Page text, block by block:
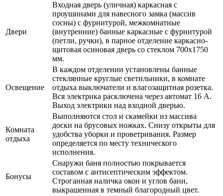
Двери
Входная дверь (уличная) каркасная с
проушинами для навесного замка (массив
сосны) с фурнитурой, межкомнатные
(внутренние) банные каркасные с фурнитурой
(петли, ручки), в парное отделение каркасно-
щитовая осиновая дверь со стеклом 700х1750
мм.
Освещение
В каждом отделении установлены банные
стеклянные круглые светильники, в комнате
отдыха выключатели и влагозащитная розетка.
Вся электрика расключена через автомат 16 А.
Выход электрики над входной дверью.
Комната
отдыха
Выполняются стол и скамейки из массива
доски на брусовых ножках. Снизу открыты для
удобства уборки и проветривания. Размер
определяется по месту технического
исполнения.
Бонусы
Снаружи баня полностью покрывается
составом с антисептическим эффектом.
Строганная наличка окон и углов бани,
выкрашенная в темный благородный цвет.